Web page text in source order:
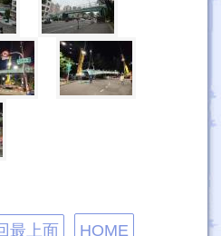
最上面 HOME